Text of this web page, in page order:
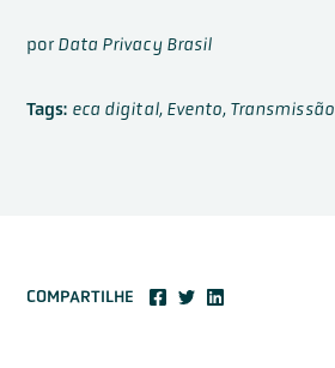
porData Privacy Brasil
Tags: eca digital, Evento, Transmissão
COMPARTILHE